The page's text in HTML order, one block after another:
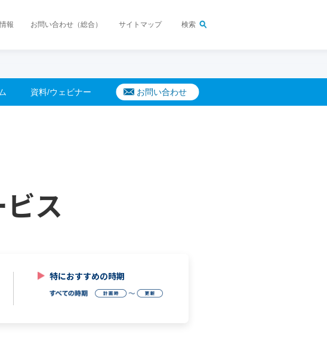
報 お問い合わせ（総合） サイトマップ 検索
ショールームで相談・体験したい
CLUB DAIKIN
資料/ウェビナー お問い合わせ
ス
特におすすめの時期